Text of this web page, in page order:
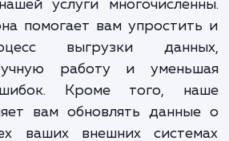
платформы. Наше
чтобы быть
в соответствии с
нашей услуги